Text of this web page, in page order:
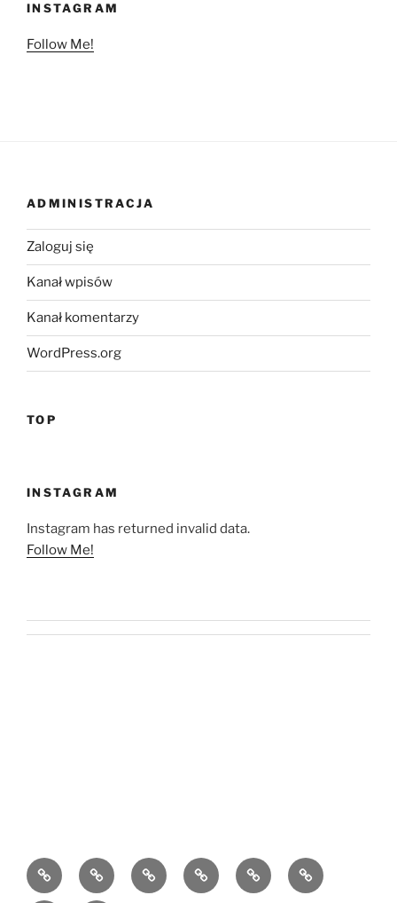
INSTAGRAM
Follow Me!
ADMINISTRACJA
Zaloguj się
Kanał wpisów
Kanał komentarzy
WordPress.org
TOP
INSTAGRAM
Instagram has returned invalid data.
Follow Me!
O
mnie
Kontakt KulinariaLatosiowa
czyta
ZdrowieCodzienność